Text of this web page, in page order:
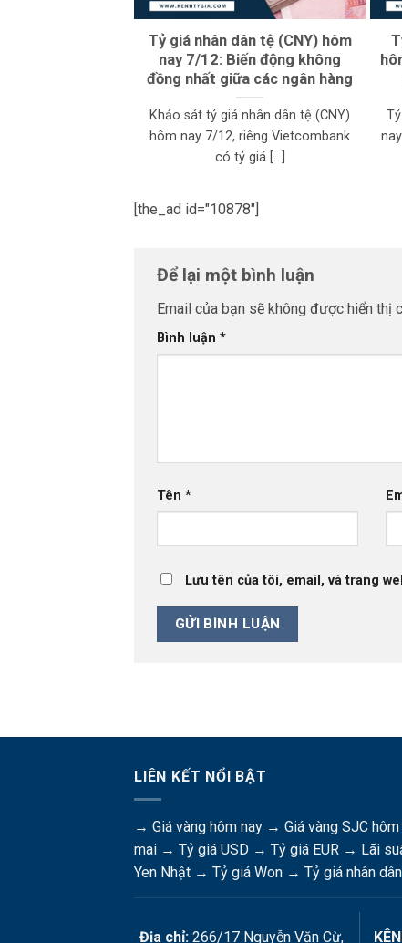
Tỷ giá nhân dân tệ (CNY) hôm
nay 7/12: Biến động không
đồng nhất giữa các ngân hàng
Khảo sát tỷ giá nhân dân tệ (CNY)
hôm nay 7/12, riêng Vietcombank
có tỷ giá [...]
[the_ad id="10878"]
Để lại một bình luận
Email của bạn sẽ không được hiển thị
Bình luận *
Tên *
Lưu tên của tôi, email, và trang
LIÊN KẾT NỔI BẬT
→ Giá vàng hôm nay → Giá vàng SJC
mai → Tỷ giá USD → Tỷ giá EUR → Lãi
Yen Nhật → Tỷ giá Won → Tỷ giá nhân
Địa chỉ:266/17 Nguyễn Văn Cừ,